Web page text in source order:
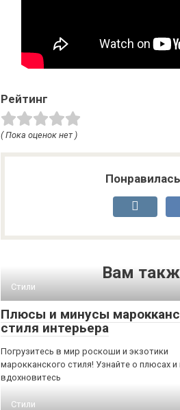
Рейтинг
( Пока оценок нет )
Вам
Стили
Плюсы и минусы
стиля интерьера
Погрузитесь в мир роскоши и экзотики
марокканского стиля! Узнайте о плюсах и
вдохновитесь
Стили